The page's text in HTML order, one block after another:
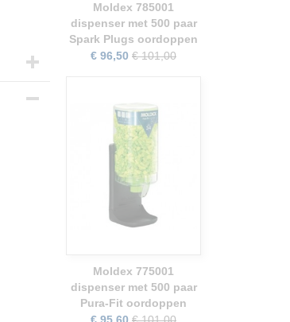
Moldex 785001
dispenser met 500 paar
Spark Plugs oordoppen
€ 96,50 € 101,00
Moldex 775001
dispenser met 500 paar
Pura-Fit oordoppen